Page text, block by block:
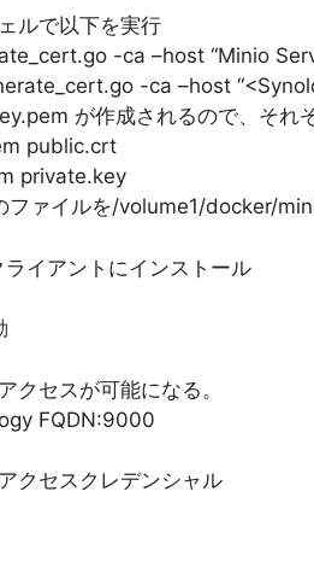
ルで以下を実行
-ca –host “Minio
-ca –host
が作成されるので、それ
public.crt
private.key
ファイルを/volume1/docker/
イアントにインストール
クセスが可能になる。
FQDN:9000
クセスクレデンシャル